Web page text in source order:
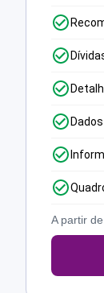
A partir de